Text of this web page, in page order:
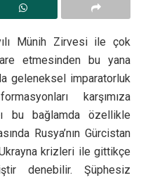
Münih Zirvesi ile çok
etmesinden bu yana
geleneksel imparatorluk
karşımıza
bu bağlamda özellikle
Rusya’nın Gürcistan
krizleri ile gittikçe
denebilir. Şüphesiz